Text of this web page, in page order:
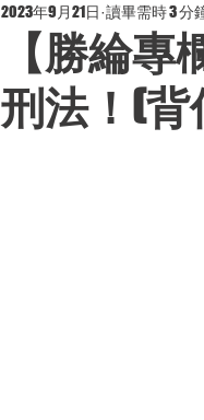
【勝綸
刑法！(背
2023年9月21日 讀畢需時 3 分